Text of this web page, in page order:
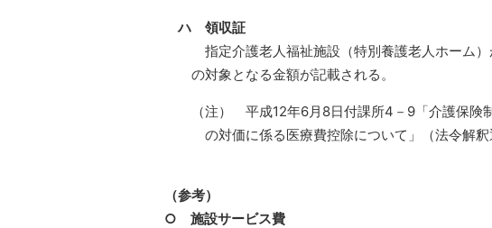
ハ
領収証
指定介護老人福祉施設（特別養護老人ホーム
の対象となる金額が記載される。
（注） 平成12年6月8日付課所4－9「介護保険
の対価に係る医療費控除について」（法令解釈
（参考）
○
施設サービス費